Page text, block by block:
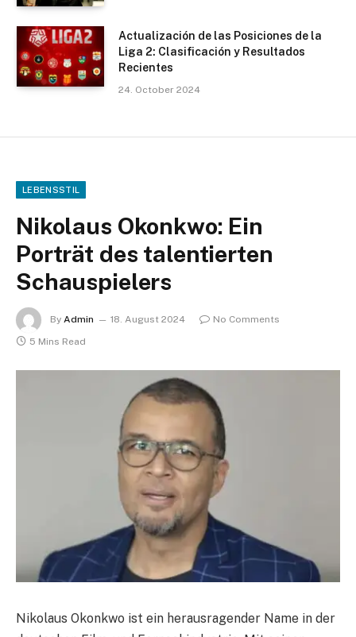
Actualización de las Posiciones de la
Liga 2: Clasificación y Resultados
Recientes
24. October 2024
LEBENSSTIL
Nikolaus Okonkwo: Ein
Porträt des talentierten
Schauspielers
By Admin 18. August 2024
No Comments
5 Mins Read
Nikolaus Okonkwo ist ein herausragender Name in der